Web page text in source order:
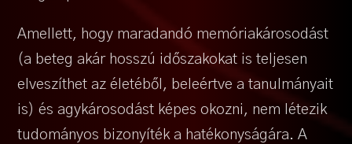
Amellett, hogy maradandó memóriakárosodást
(a beteg akár hosszú időszakokat is teljesen
elveszíthet az életéből, beleértve a tanulmányait
is) és agykárosodást képes okozni, nem létezik
tudományos bizonyíték a hatékonyságára. A